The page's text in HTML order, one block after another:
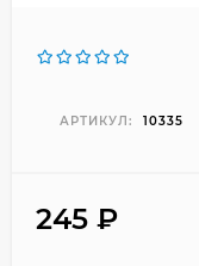
АРТИКУЛ: 10335
245 ₽